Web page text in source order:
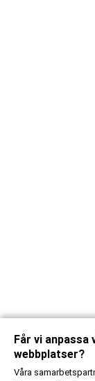
Får vi anpassa
webbplatser?
Våra